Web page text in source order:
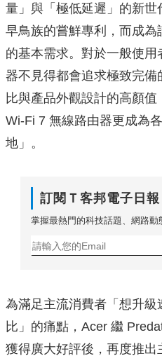
量」與「極低延遲」的新
早鳥族的嘗鮮專利，而成
的基本需求。對於一般使
器不見得都會追求極致完
比與產品外觀設計的高顏
Wi-Fi 7 無線路由器更成為
地」。
訂閱Ｔ客邦電子日報
掌握最熱門的科技話題、網路動
為滿足主流消費者「想升
比」的痛點，Acer 繼
獲得廣大好評後，再度推